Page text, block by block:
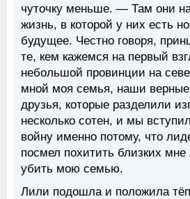
чуточку меньше. — Там они
жизнь, в которой у них есть
будущее. Честно говоря,
те, кем кажемся на первый
небольшой провинции на
мной моя семья, наши верные
друзья, которые разделили
несколько сотен, и мы
войну именно потому, что
посмел похитить близких
убить мою семью.
Лили подошла и положила